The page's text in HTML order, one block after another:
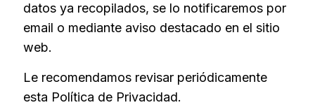
datos ya recopilados, se lo notificaremos por
email o mediante aviso destacado en el sitio
web.
Le recomendamos revisar periódicamente
esta Política de Privacidad.